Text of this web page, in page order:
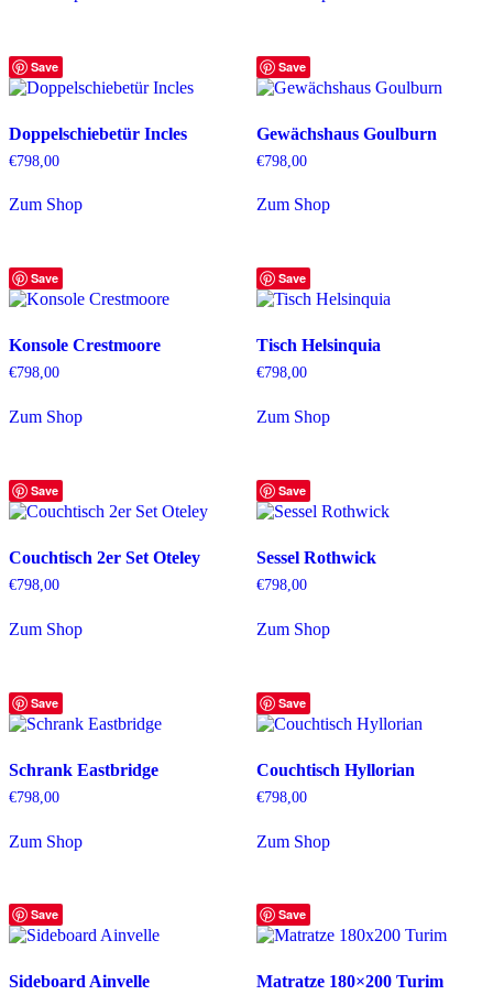
Save
Doppelschiebetür Incles
€798,00
Zum Shop
Save
Gewächshaus Goulburn
€798,00
Zum Shop
Save
Konsole Crestmoore
€798,00
Zum Shop
Save
Tisch Helsinquia
€798,00
Zum Shop
Save
Couchtisch 2er Set Oteley
€798,00
Zum Shop
Save
Sessel Rothwick
€798,00
Zum Shop
Save
Schrank Eastbridge
€798,00
Zum Shop
Save
Couchtisch Hyllorian
€798,00
Zum Shop
Save
Sideboard Ainvelle
Save
Matratze 180×200 Turim